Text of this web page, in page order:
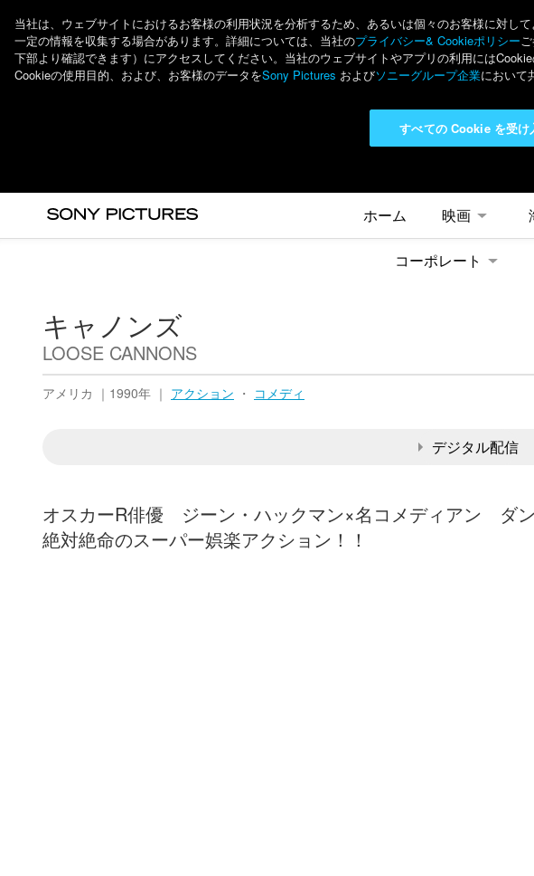
当社は、ウェブサイトにおけるお客様の利用状況を分析するため、あるいは個々のお客様に対
一定の情報を収集する場合があります。詳細については、当社のプライバシー& Cookieポリシー
下部より確認できます）にアクセスしてください。当社のウェブサイトやアプリの利用には
Cookieの使用目的、および、お客様のデータをSony Pictures およびソニーグループ企業において
すべての Cookie を受け
ホーム
映画
コーポレート
キャノンズ
LOOSE CANNONS
アメリカ ｜1990年 ｜ アクション ・ コメディ
デジタル配信
オスカーR俳優 ジーン・ハックマン×名コメディアン ダ
絶対絶命のスーパー娯楽アクション！！